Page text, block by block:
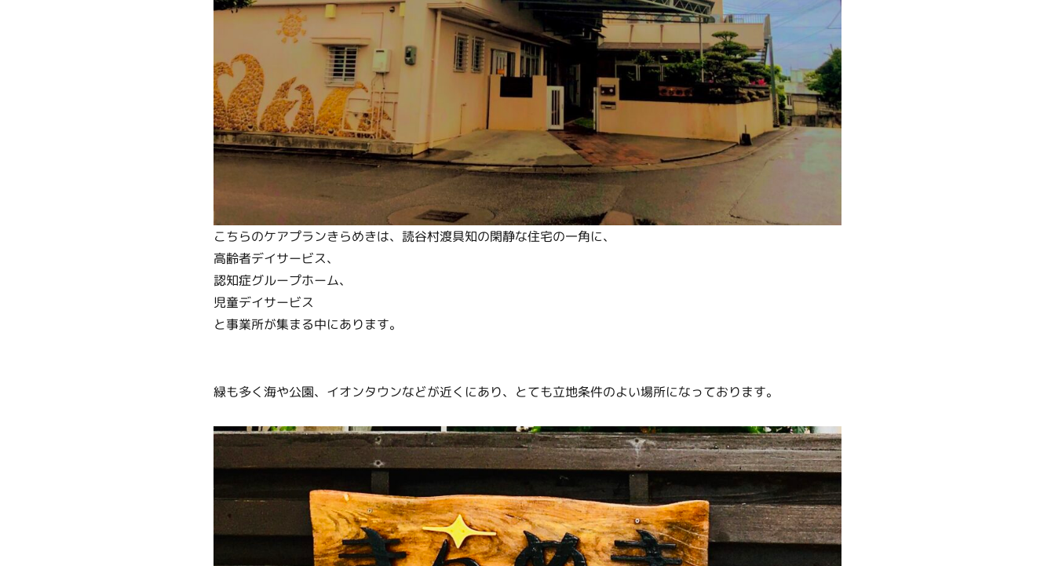
こちらのケアプランきらめきは、読谷村渡具知の閑静な住宅の一角に、
高齢者デイサービス、
認知症グループホーム、
児童デイサービス
と事業所が集まる中にあります。
緑も多く海や公園、イオンタウンなどが近くにあり、とても立地条件のよい場所になっております。